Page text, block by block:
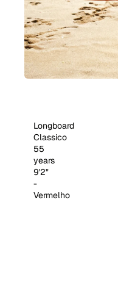
Longboard
Classico
55
years
9'2"
-
Vermelho